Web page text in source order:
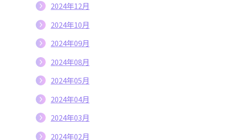
2024年12月
2024年10月
2024年09月
2024年08月
2024年05月
2024年04月
2024年03月
2024年02月